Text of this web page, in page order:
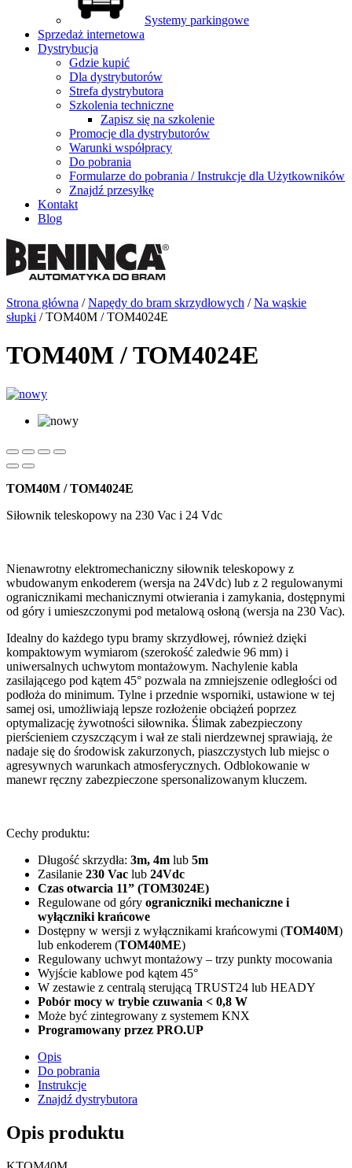
Systemy parkingowe
Sprzedaż internetowa
Dystrybucja
Gdzie kupić
Dla dystrybutorów
Strefa dystrybutora
Szkolenia techniczne
Zapisz się na szkolenie
Promocje dla dystrybutorów
Warunki współpracy
Do pobrania
Formularze do pobrania / Instrukcje dla Użytkowników
Znajdź przesyłkę
Kontakt
Blog
Strona główna /Napędy do bram skrzydłowych /Na wąskie
słupki / TOM40M / TOM4024E
TOM40M / TOM4024E
TOM40M / TOM4024E
Siłownik teleskopowy na 230 Vac i 24 Vdc
Nienawrotny elektromechaniczny siłownik teleskopowy z
wbudowanym enkoderem (wersja na 24Vdc) lub z 2 regulowanymi
ogranicznikami mechanicznymi otwierania i zamykania, dostępnymi
od góry i umieszczonymi pod metalową osłoną (wersja na 230 Vac).
Idealny do każdego typu bramy skrzydłowej, również dzięki
kompaktowym wymiarom (szerokość zaledwie 96 mm) i
uniwersalnych uchwytom montażowym. Nachylenie kabla
zasilającego pod kątem 45° pozwala na zmniejszenie odległości od
podłoża do minimum. Tylne i przednie wsporniki, ustawione w tej
samej osi, umożliwiają lepsze rozłożenie obciążeń poprzez
optymalizację żywotności siłownika. Ślimak zabezpieczony
pierścieniem czyszczącym i wał ze stali nierdzewnej sprawiają, że
nadaje się do środowisk zakurzonych, piaszczystych lub miejsc o
agresywnych warunkach atmosferycznych. Odblokowanie w
manewr ręczny zabezpieczone spersonalizowanym kluczem.
Cechy produktu:
Długość skrzydła: 3m, 4m lub 5m
Zasilanie 230 Vac lub 24Vdc
Czas otwarcia 11” (TOM3024E)
Regulowane od góry ograniczniki mechaniczne i
wyłączniki krańcowe
Dostępny w wersji z wyłącznikami krańcowymi (TOM40M)
lub enkoderem (TOM40ME)
Regulowany uchwyt montażowy – trzy punkty mocowania
Wyjście kablowe pod kątem 45°
W zestawie z centralą sterującą TRUST24 lub HEADY
Pobór mocy w trybie czuwania < 0,8 W
Może być zintegrowany z systemem KNX
Programowany przez PRO.UP
Opis
Do pobrania
Instrukcje
Znajdź dystrybutora
Opis produktu